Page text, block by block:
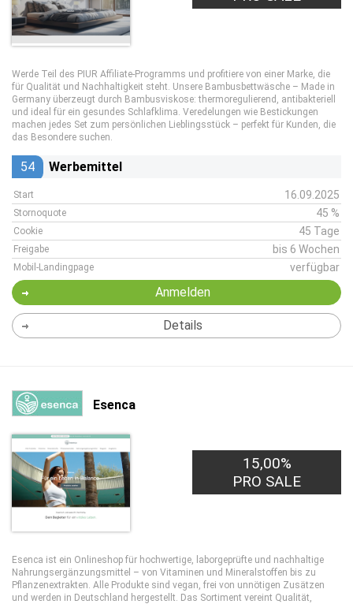
Werde Teil des PIUR Affiliate-Programms und profitiere von einer Marke, die
für Qualität und Nachhaltigkeit steht. Unsere Bambusbettwäsche – Made in
Germany überzeugt durch Bambusviskose: thermoregulierend, antibakteriell
und ideal für ein gesundes Schlafklima. Veredelungen wie Bestickungen
machen jedes Set zum persönlichen Lieblingsstück – perfekt für Kunden, die
das Besondere suchen.
54 Werbemittel
Start 16.09.2025
Stornoquote 45 %
Cookie 45 Tage
Freigabe bis 6 Wochen
Mobil-Landingpage verfügbar
Anmelden
Details
Esenca
15,00%
PRO SALE
Esenca ist ein Onlineshop für hochwertige, laborgeprüfte und nachhaltige
Nahrungsergänzungsmittel – von Vitaminen und Mineralstoffen bis zu
Pflanzenextrakten. Alle Produkte sind vegan, frei von unnötigen Zusätzen
und werden in Deutschland hergestellt. Das Sortiment vereint Qualität,